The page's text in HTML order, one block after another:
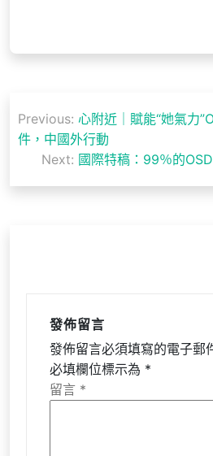
章
覽
Previous: 心附近｜賦能“她氣力
件，中國外行動
Next: 國際特稿：99％的
發佈留言
發佈留言必須填寫的電子郵
必填欄位標示為 *
留言 *